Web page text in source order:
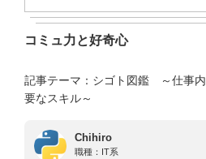
コミュ力と好奇心
記事テーマ：シゴト図鑑 ～仕事
要なスキル～
Chihiro
職種： IT系